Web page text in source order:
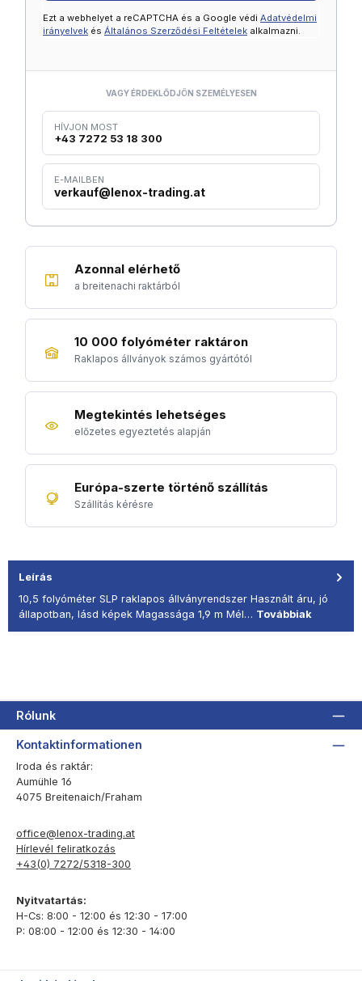
Ezt a webhelyet a reCAPTCHA és a Google védi Adatvédelmi
irányelvek és Általános Szerződési Feltételek alkalmazni.
VAGY ÉRDEKLŐDJÖN SZEMÉLYESEN
HÍVJON MOST
+43 7272 53 18 300
E-MAILBEN
verkauf@lenox-trading.at
Azonnal elérhető
a breitenachi raktárból
10 000 folyóméter raktáron
Raklapos állványok számos gyártótól
Megtekintés lehetséges
előzetes egyeztetés alapján
Európa-szerte történő szállítás
Szállítás kérésre
Leírás
10,5 folyóméter SLP raklapos állványrendszer Használt áru, jó
állapotban, lásd képek Magassága 1,9 m Mél… Továbbiak
Rólunk
Kontaktinformationen
Iroda és raktár:
Aumühle 16
4075 Breitenaich/Fraham
office@lenox-trading.at
Hírlevél feliratkozás
+43(0) 7272/5318-300
Nyitvatartás:
H-Cs: 8:00 - 12:00 és 12:30 - 17:00
P: 08:00 - 12:00 és 12:30 - 14:00